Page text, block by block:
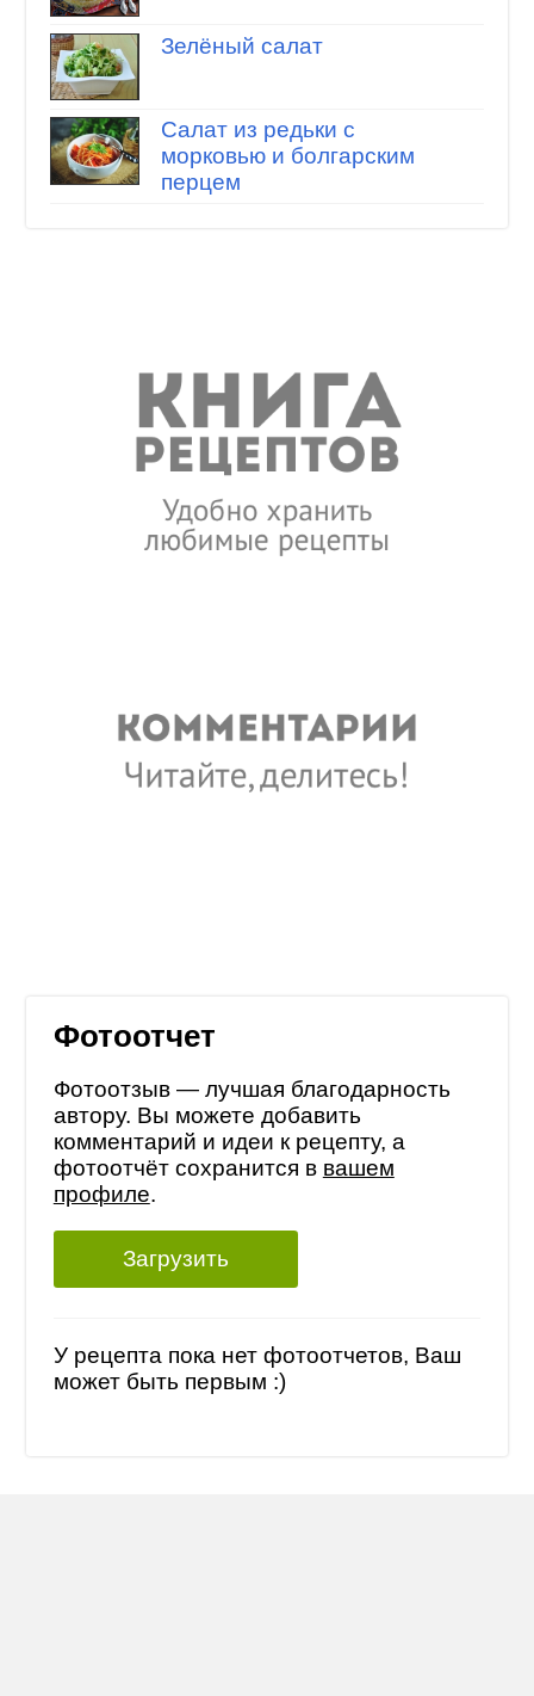
Зелёный салат
Салат из редьки с
морковью и болгарским
перцем
Фотоотчет
Фотоотзыв — лучшая благодарность
автору. Вы можете добавить
комментарий и идеи к рецепту, а
фотоотчёт сохранится в вашем
профиле.
Загрузить
У рецепта пока нет фотоотчетов, Ваш
может быть первым :)